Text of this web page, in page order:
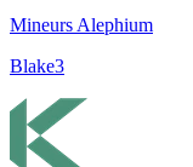
Mineurs Alephium
Blake3